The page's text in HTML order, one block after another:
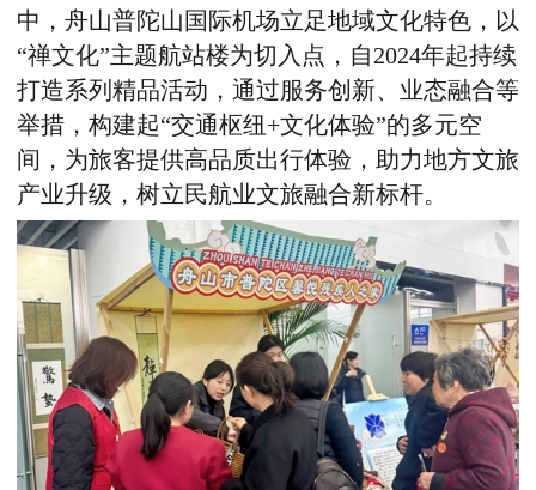
中，舟山普陀山国际机场立足地域文化特色，以
“禅文化”主题航站楼为切入点，自2024年起持续
打造系列精品活动，通过服务创新、业态融合等
举措，构建起“交通枢纽+文化体验”的多元空
间，为旅客提供高品质出行体验，助力地方文旅
产业升级，树立民航业文旅融合新标杆。